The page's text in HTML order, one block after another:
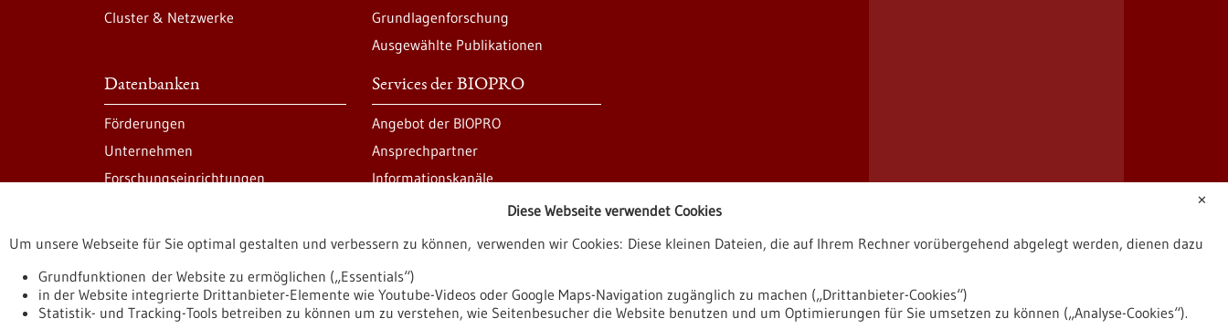
Cluster & Netzwerke
Grundlagenforschung
Ausgewählte Publikationen
Datenbanken
Förderungen
Unternehmen
Forschungseinrichtungen
Services der BIOPRO
Angebot der BIOPRO
Ansprechpartner
Informationskanäle
Informiert bleiben Newsletter abonnieren
✕
Diese Webseite verwendet Cookies
Um unsere Webseite für Sie optimal gestalten und verbessern zu können, verwenden wir Cookies: Diese kleinen Dateien, die auf Ihrem Rechner vorübergehend abgelegt werden, dienen dazu
Grundfunktionen der Website zu ermöglichen („Essentials“)
in der Website integrierte Drittanbieter-Elemente wie Youtube-Videos oder Google Maps-Navigation zugänglich zu machen („Drittanbieter-Cookies“)
Statistik- und Tracking-Tools betreiben zu können um zu verstehen, wie Seitenbesucher die Website benutzen und um Optimierungen für Sie umsetzen zu können („Analyse-Cookies“).